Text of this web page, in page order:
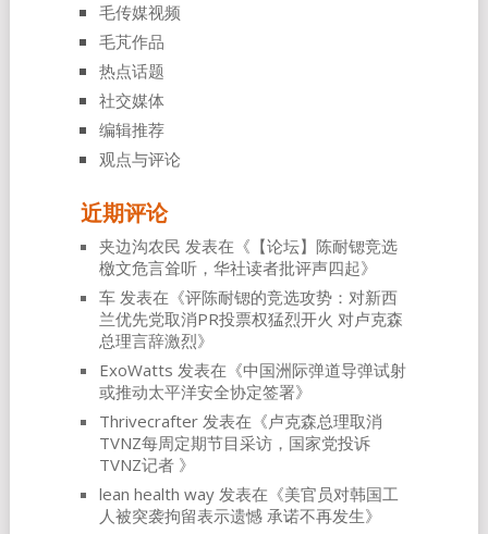
毛传媒视频
毛芃作品
热点话题
社交媒体
编辑推荐
观点与评论
近期评论
夹边沟农民 发表在《 【论坛】陈耐锶竞选
檄文危言耸听，华社读者批评声四起》
车发表在《评陈耐锶的竞选攻势：对新西
兰优先党取消PR投票权猛烈开火 对卢克森
总理言辞激烈》
ExoWatts 发表在《中国洲际弹道导弹试射
或推动太平洋安全协定签署》
Thrivecrafter发表在《卢克森总理取消
TVNZ每周定期节目采访，国家党投诉
TVNZ记者 》
lean health way发表在《美官员对韩国工
人被突袭拘留表示遗憾 承诺不再发生》